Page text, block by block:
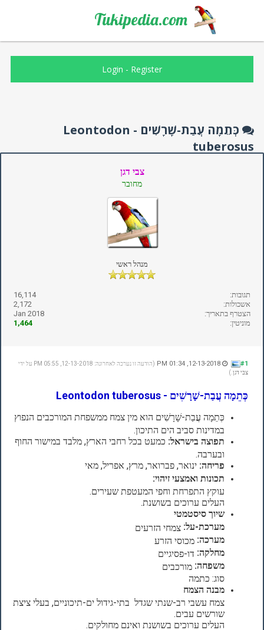
Tukipedia.com
Login - Register
כְּתֵמָה עֲבַת-שָׁרָשִׁים - Leontodon
tuberosus
צבי דגן
מחובר
מנהל ראשי
תגובות:
16,114
אשכולות:
2,172
הצטרף בתאריך:
Jan 2018
מוניטין:
1,464
#1
(הודעה זו נערכה לאחרונה: 12-13-2018, 05:55 PM על ידי
צבי דגן .)
כְּתֵמָה עֲבַת-שָׁרָשִׁים - Leontodon tuberosus
כְּתֵמָה עֲבַת-שָׁרָשִׁים הוא מין צמח ממשפחת המורכבים הנפוץ
במדינות סביב הים התיכון.
תפוצה בישראל: כמעט בכל רחבי הארץ, מלבד במישור החוף
ובערבה.
פריחה: ינואר, פברואר, מרץ, אפריל, מאי
תכונות ואמצעי זיהוי:
עוקץ התפרחת וחפי המעטפת שעירים.
העלים ערוכים בשושנת.
שיוך סיסטמטי
מערכת-על: צמחי הזרעים
מערכה: מכוסי הזרע
מחלקה: דו-פסיגיים
משפחה: מורכבים
סוג: כתמה
מבנה הצמח
צמח עשבי רב-שנתי שגדל בתי-גידול ים-תיכוניים, בעלי ציצת
שורשים עבים.
העלים ערוכים בשושנת ואינם מחולקים.